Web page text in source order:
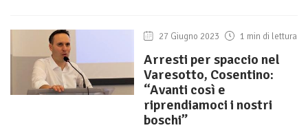
27 Giugno 2023 1 min di lettura
Arresti per spaccio nel
Varesotto, Cosentino:
“Avanti così e
riprendiamoci i nostri
boschi”